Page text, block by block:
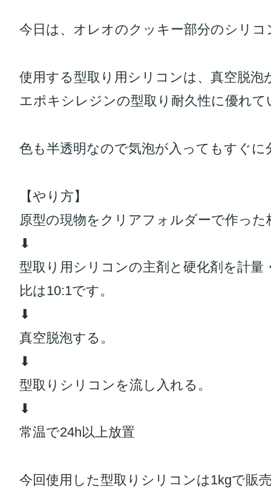
今日は、オレオのクッキー部分のシリコ
使用する型取り用シリコンは、真空脱泡
エポキシレジンの型取り耐久性に優れて
色も半透明なので気泡が入ってもすぐに
【やり方】
原型の現物をクリアフォルダーで作った
⬇︎
型取り用シリコンの主剤と硬化剤を計
比は10:1です。
⬇︎
真空脱泡する。
⬇︎
型取りシリコンを流し入れる。
⬇︎
常温で24h以上放置
今回使用した型取りシリコンは1kgで販